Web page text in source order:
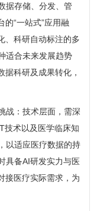
据存储、分发、管
“一站式”应用融
、科研自动标注的多
适合未来发展趋势
据科研及成果转化，
：技术层面，需深
技术以及医学临床知
以适应医疗数据的持
具备AI研发实力与医
接医疗实际需求，为